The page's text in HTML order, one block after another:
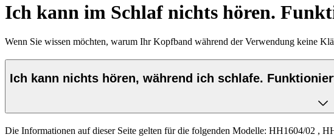
Ich kann im Schlaf nichts hören.
Wenn Sie wissen möchten, warum Ihr Kopfband während der Verwendung keine
Ich kann nichts hören, während ich schlafe.
Die Informationen auf dieser Seite gelten für die folgenden Modelle: HH1604/02 ,